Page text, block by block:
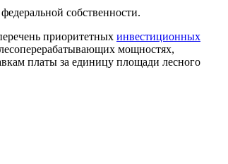
собственности.
приоритетных инвестиционных
мощностях,
платы за единицу площади лесного